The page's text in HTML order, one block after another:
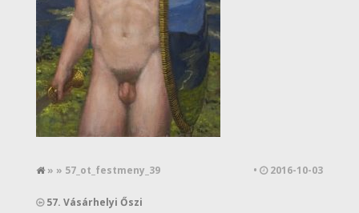
» » 57_ot_festmeny_39 • 2016-10-03
57. Vásárhelyi Őszi